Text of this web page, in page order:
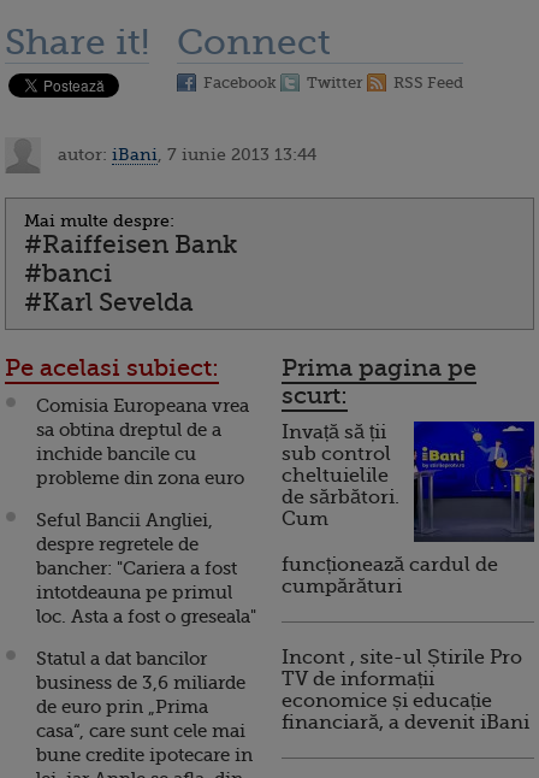
Share it! Connect
Facebook Twitter RSS Feed
autor: iBani , 7 iunie 2013 13:44
Mai multe despre:
#Raiffeisen Bank
#banci
#Karl Sevelda
Pe acelasi subiect:
Comisia Europeana vrea
sa obtina dreptul de a
inchide bancile cu
probleme din zona euro
Seful Bancii Angliei,
despre regretele de
bancher: "Cariera a fost
intotdeauna pe primul
loc. Asta a fost o greseala"
Statul a dat bancilor
business de 3,6 miliarde
de euro prin „Prima
casa“, care sunt cele mai
bune credite ipotecare in
Prima pagina pe
scurt:
Invață să ții
sub control
cheltuielile
de sărbători.
Cum
funcționează cardul de
cumpărături
Incont , site-ul Știrile Pro
TV de informații
economice și educație
financiară, a devenit iBani